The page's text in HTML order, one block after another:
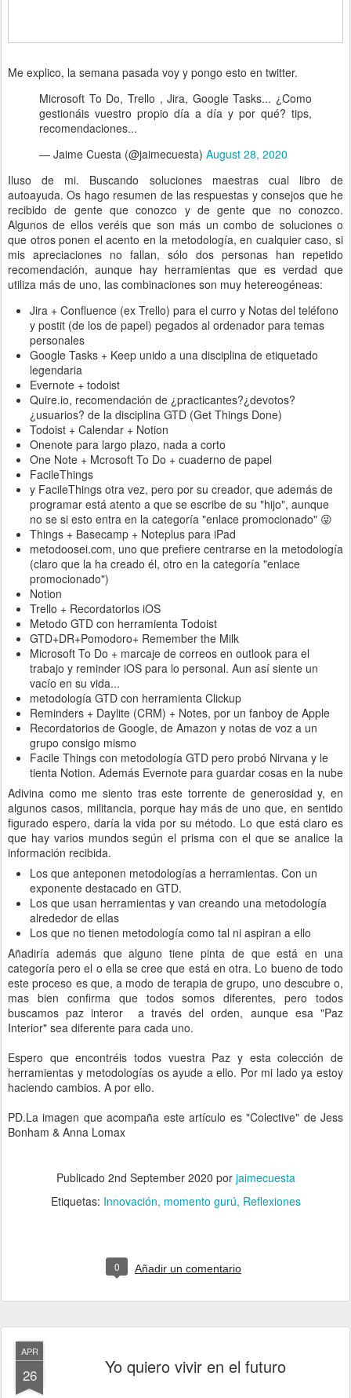
Me explico, la semana pasada voy y pongo esto en twitter.
Microsoft To Do, Trello , Jira, Google Tasks... ¿Como
gestionáis vuestro propio día a día y por qué? tips,
recomendaciones...
— Jaime Cuesta (@jaimecuesta) August 28, 2020
Iluso de mi. Buscando soluciones maestras cual libro de
autoayuda. Os hago resumen de las respuestas y consejos que he
recibido de gente que conozco y de gente que no conozco.
Algunos de ellos veréis que son más un combo de soluciones o
que otros ponen el acento en la metodología, en cualquier caso, si
mis apreciaciones no fallan, sólo dos personas han repetido
recomendación, aunque hay herramientas que es verdad que
utiliza más de uno, las combinaciones son muy hetereogéneas:
Jira + Confluence (ex Trello) para el curro y Notas del teléfono
y postit (de los de papel) pegados al ordenador para temas
personales
Google Tasks + Keep unido a una disciplina de etiquetado
legendaria
Evernote + todoist
Quire.io, recomendación de ¿practicantes?¿devotos?
¿usuarios? de la disciplina GTD (Get Things Done)
Todoist + Calendar + Notion
Onenote para largo plazo, nada a corto
One Note + Mcrosoft To Do + cuaderno de papel
FacileThings
y FacileThings otra vez, pero por su creador, que además de
programar está atento a que se escribe de su "hijo", aunque
no se si esto entra en la categoría "enlace promocionado" 😜
Things + Basecamp + Noteplus para iPad
metodoosei.com, uno que prefiere centrarse en la metodología
(claro que la ha creado él, otro en la categoría "enlace
promocionado")
Notion
Trello + Recordatorios iOS
Metodo GTD con herramienta Todoist
GTD+DR+Pomodoro+ Remember the Milk
Microsoft To Do + marcaje de correos en outlook para el
trabajo y reminder iOS para lo personal. Aun así siente un
vacío en su vida...
metodología GTD con herramienta Clickup
Reminders + Daylite (CRM) + Notes, por un fanboy de Apple
Recordatorios de Google, de Amazon y notas de voz a un
grupo consigo mismo
Facile Things con metodología GTD pero probó Nirvana y le
tienta Notion. Además Evernote para guardar cosas en la nube
Adivina como me siento tras este torrente de generosidad y, en
algunos casos, militancia, porque hay más de uno que, en sentido
figurado espero, daría la vida por su método. Lo que está claro es
que hay varios mundos según el prisma con el que se analice la
información recibida.
Los que anteponen metodologías a herramientas. Con un
exponente destacado en GTD.
Los que usan herramientas y van creando una metodología
alrededor de ellas
Los que no tienen metodología como tal ni aspiran a ello
Añadiría además que alguno tiene pinta de que está en una
categoría pero el o ella se cree que está en otra. Lo bueno de todo
este proceso es que, a modo de terapia de grupo, uno descubre o,
mas bien confirma que todos somos diferentes, pero todos
buscamos paz interor a través del orden, aunque esa "Paz
Interior" sea diferente para cada uno.
Espero que encontréis todos vuestra Paz y esta colección de
herramientas y metodologías os ayude a ello. Por mi lado ya estoy
haciendo cambios. A por ello.
PD.La imagen que acompaña este artículo es "Colective" de Jess
Bonham & Anna Lomax
Publicado 2nd September 2020 por jaimecuesta
Etiquetas: Innovación momento gurú Reflexiones
0 Añadir un comentario
APR
26 Yo quiero vivir en el futuro